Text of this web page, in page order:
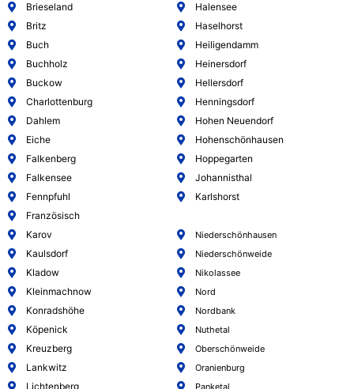
Brieseland
Britz
Buch
Buchholz
Buckow
Charlottenburg
Dahlem
Eiche
Falkenberg
Falkensee
Fennpfuhl
Französisch
Halensee
Haselhorst
Heiligendamm
Heinersdorf
Hellersdorf
Henningsdorf
Hohen Neuendorf
Hohenschönhausen
Hoppegarten
Johannisthal
Karlshorst
Karov
Kaulsdorf
Kladow
Kleinmachnow
Konradshöhe
Köpenick
Kreuzberg
Lankwitz
Lichtenberg
Niederschönhausen
Niederschönweide
Nikolassee
Nord
Nordbank
Nuthetal
Oberschönweide
Oranienburg
Panketal